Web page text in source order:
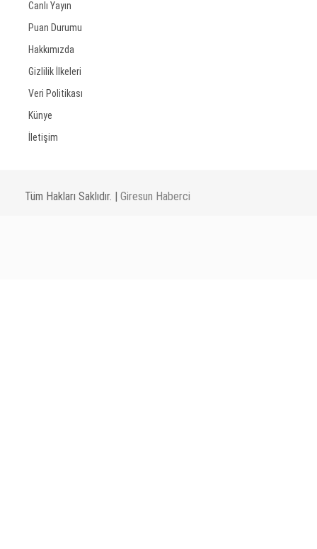
Canlı Yayın
Puan Durumu
Hakkımızda
Gizlilik İlkeleri
Veri Politikası
Künye
İletişim
Tüm Hakları Saklıdır. | Giresun Haberci